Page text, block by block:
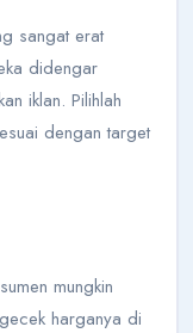
sangat erat
didengar
iklan. Pilihlah
dengan target
mungkin
harganya di